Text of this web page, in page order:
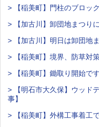
> 【稲美町】門柱のブロッ
> 【加古川】卸団地まつり
> 【加古川】明日は卸団地
> 【稲美町】境界、防草対
> 【稲美町】鋤取り開始で
> 【明石市大久保】ウッド
事】
> 【稲美町】外構工事着工